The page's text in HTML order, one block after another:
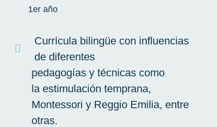
1er año
Currícula bilingüe con influencias
de diferentes
pedagogías y técnicas como
la estimulación temprana,
Montessori y Reggio Emilia, entre
otras.